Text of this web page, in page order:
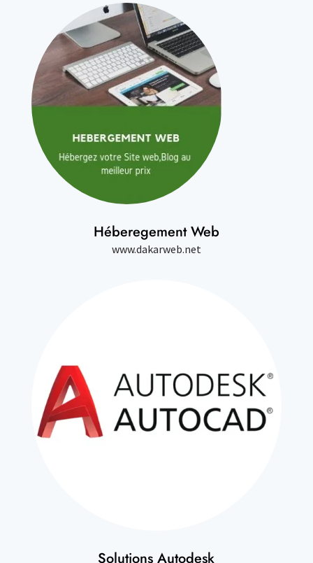
Héberegement Web
www.dakarweb.net
Solutions Autodesk